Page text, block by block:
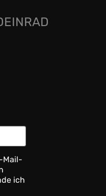
Mail-
ich